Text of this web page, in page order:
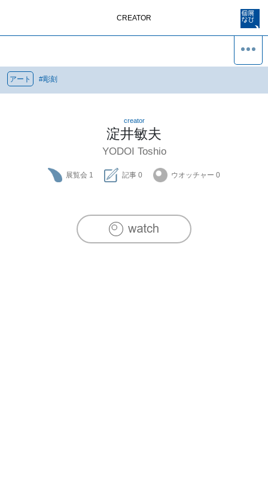
CREATOR
アート #彫刻
creator
淀井敏夫
YODOI Toshio
展覧会 1 記事 0 ウオッチャー 0